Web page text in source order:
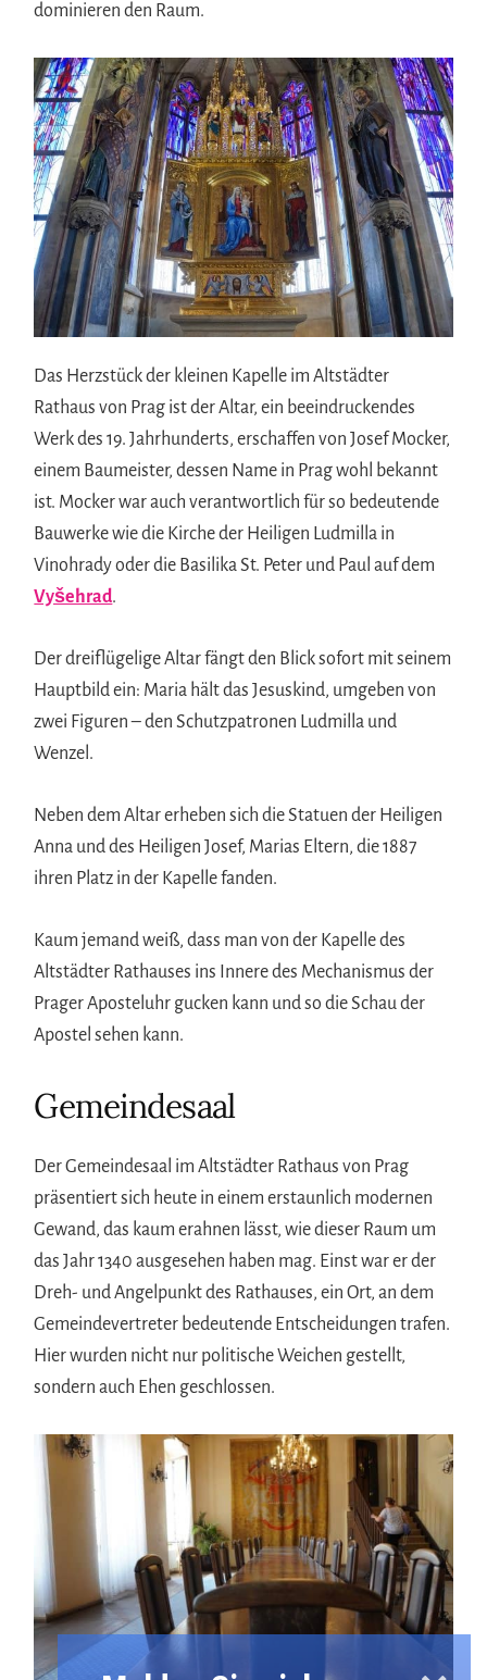
dominieren den Raum.
Das Herzstück der kleinen Kapelle im Altstädter
Rathaus von Prag ist der Altar, ein beeindruckendes
Werk des 19. Jahrhunderts, erschaffen von Josef Mocker,
einem Baumeister, dessen Name in Prag wohl bekannt
ist. Mocker war auch verantwortlich für so bedeutende
Bauwerke wie die Kirche der Heiligen Ludmilla in
Vinohrady oder die Basilika St. Peter und Paul auf dem
Vyšehrad.
Der dreiflügelige Altar fängt den Blick sofort mit seinem
Hauptbild ein: Maria hält das Jesuskind, umgeben von
zwei Figuren – den Schutzpatronen Ludmilla und
Wenzel.
Neben dem Altar erheben sich die Statuen der Heiligen
Anna und des Heiligen Josef, Marias Eltern, die 1887
ihren Platz in der Kapelle fanden.
Kaum jemand weiß, dass man von der Kapelle des
Altstädter Rathauses ins Innere des Mechanismus der
Prager Aposteluhr gucken kann und so die Schau der
Apostel sehen kann.
Gemeindesaal
Der Gemeindesaal im Altstädter Rathaus von Prag
präsentiert sich heute in einem erstaunlich modernen
Gewand, das kaum erahnen lässt, wie dieser Raum um
das Jahr 1340 ausgesehen haben mag. Einst war er der
Dreh- und Angelpunkt des Rathauses, ein Ort, an dem
Gemeindevertreter bedeutende Entscheidungen trafen.
Hier wurden nicht nur politische Weichen gestellt,
sondern auch Ehen geschlossen.